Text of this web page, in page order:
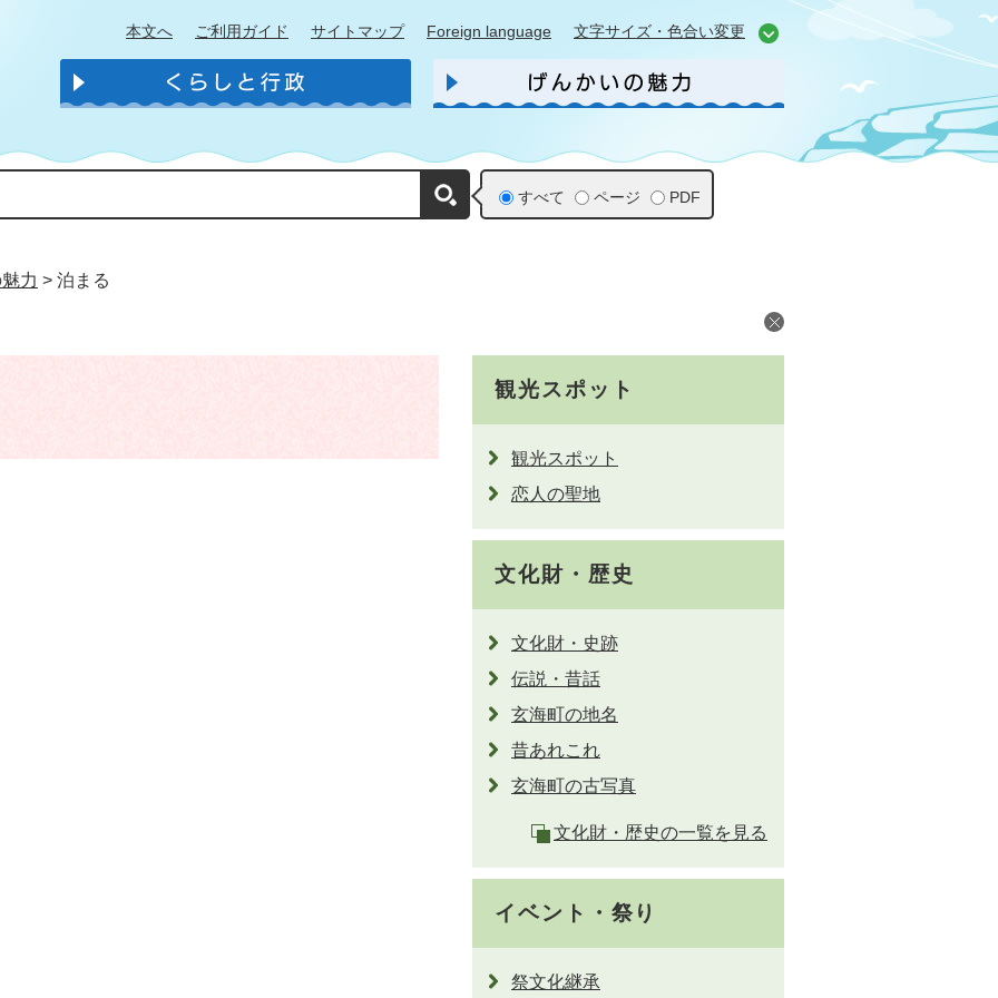
本文へ ご利用ガイド サイトマップ Foreign language 文字サイズ・色合い変更
すべて ページ PDF
力 > 泊まる
観光スポット
観光スポット
恋人の聖地
文化財・歴史
文化財・史跡
伝説・昔話
玄海町の地名
昔あれこれ
玄海町の古写真
文化財・歴史の一覧を見る
イベント・祭り
祭文化継承